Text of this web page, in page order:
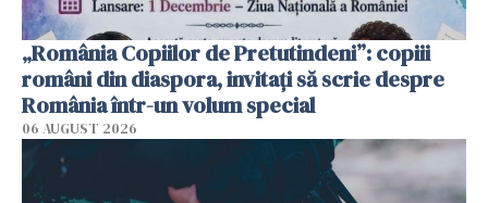
„România Copiilor de Pretutindeni”: copiii
români din diaspora, invitați să scrie despre
România într-un volum special
06 AUGUST 2026